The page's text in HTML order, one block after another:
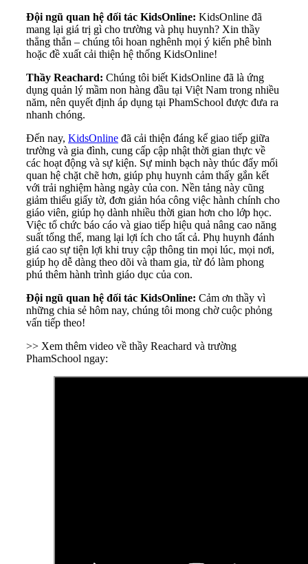
Đội ngũ quan hệ đối tác KidsOnline: KidsOnline đã
mang lại giá trị gì cho trường và phụ huynh? Xin thầy
thẳng thắn – chúng tôi hoan nghênh mọi ý kiến phê bình
hoặc đề xuất cải thiện hệ thống KidsOnline!
Thầy Reachard: Chúng tôi biết KidsOnline đã là ứng
dụng quản lý mầm non hàng đầu tại Việt Nam trong nhiều
năm, nên quyết định áp dụng tại PhamSchool được đưa ra
nhanh chóng.
Đến nay, KidsOnline đã cải thiện đáng kể giao tiếp giữa
trường và gia đình, cung cấp cập nhật thời gian thực về
các hoạt động và sự kiện. Sự minh bạch này thúc đẩy mối
quan hệ chặt chẽ hơn, giúp phụ huynh cảm thấy gắn kết
với trải nghiệm hàng ngày của con. Nền tảng này cũng
giảm thiểu giấy tờ, đơn giản hóa công việc hành chính cho
giáo viên, giúp họ dành nhiều thời gian hơn cho lớp học.
Việc tổ chức báo cáo và giao tiếp hiệu quả nâng cao năng
suất tổng thể, mang lại lợi ích cho tất cả. Phụ huynh đánh
giá cao sự tiện lợi khi truy cập thông tin mọi lúc, mọi nơi,
giúp họ dễ dàng theo dõi và tham gia, từ đó làm phong
phú thêm hành trình giáo dục của con.
Đội ngũ quan hệ đối tác KidsOnline: Cảm ơn thầy vì
những chia sẻ hôm nay, chúng tôi mong chờ cuộc phỏng
vấn tiếp theo!
>> Xem thêm video về thầy Reachard và trường
PhamSchool ngay: